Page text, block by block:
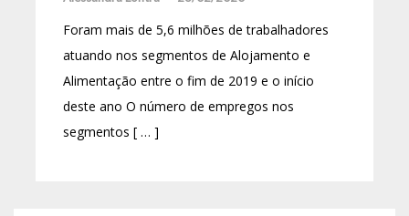
Foram mais de 5,6 milhões de trabalhadores
atuando nos segmentos de Alojamento e
Alimentação entre o fim de 2019 e o início
deste ano O número de empregos nos
segmentos [ … ]